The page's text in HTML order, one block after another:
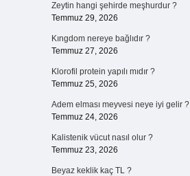
Zeytin hangi şehirde meşhurdur ?
Temmuz 29, 2026
Kıngdom nereye bağlıdır ?
Temmuz 27, 2026
Klorofil protein yapılı mıdır ?
Temmuz 25, 2026
Adem elması meyvesi neye iyi gelir ?
Temmuz 24, 2026
Kalistenik vücut nasıl olur ?
Temmuz 23, 2026
Beyaz keklik kaç TL ?